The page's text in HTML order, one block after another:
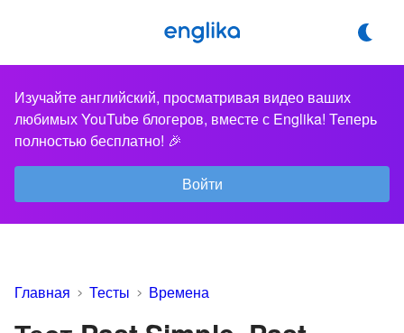
Изучайте английский, просматривая видео ваших
любимых YouTube блогеров, вместе с Englika! Теперь
полностью бесплатно! 🎉
Войти
Главная Тесты Времена